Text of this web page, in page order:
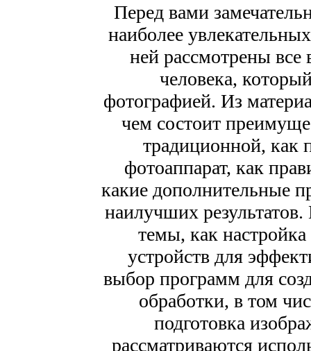
Перед вами
наиболее
ней рассмотрены
человека,
фотографией. Из
чем состоит
традиционной, как
фотоаппарат, как
какие дополнительные
наилучших
темы, как
устройств для
выбор программ для
обработки, в том
подготовка
рассматриваются